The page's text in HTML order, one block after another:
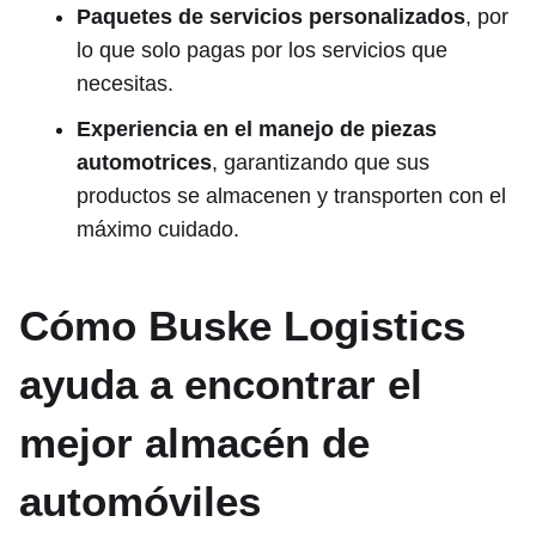
Paquetes de servicios personalizados, por
lo que solo pagas por los servicios que
necesitas.
Experiencia en el manejo de piezas
automotrices, garantizando que sus
productos se almacenen y transporten con el
máximo cuidado.
Cómo Buske Logistics
ayuda a encontrar el
mejor almacén de
automóviles